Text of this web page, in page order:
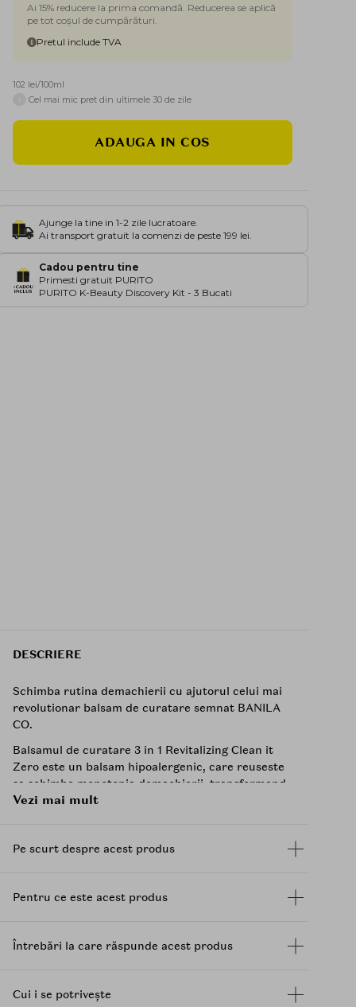
Ai 15% reducere la prima comandă. Reducerea se aplică
pe tot coșul de cumpărături.
Pretul include TVA
102 lei/100ml
Cel mai mic pret din ultimele 30 de zile
ADAUGA IN COS
Ajunge la tine in 1-2 zile lucratoare.
Ai transport gratuit la comenzi de peste 199 lei.
Cadou pentru tine
Primesti gratuit PURITO
PURITO K-Beauty Discovery Kit - 3 Bucati
DESCRIERE
Schimba rutina demachierii cu ajutorul celui mai
revolutionar balsam de curatare semnat BANILA
CO.
Balsamul de curatare 3 in 1 Revitalizing Clean it
Zero este un balsam hipoalergenic, care reuseste
sa schimbe monotonia demachierii, transformand
intregul proces in unul distractiv si extrem de
Acesta indeparteaza fara niciun efort chiar si
machiajul rezistent la apa, hranind si hidratant
Balance, Balsamul de curatare 3 in 1 Revitalizing,
Balsamul este ideal pentru orice tip de ten si
Zero Revitalizing, are grija ca echilibrul natural al
Vezi mai mult
Pe scurt despre acest produs
Pentru ce este acest produs
Întrebări la care răspunde acest produs
Cui i se potrivește